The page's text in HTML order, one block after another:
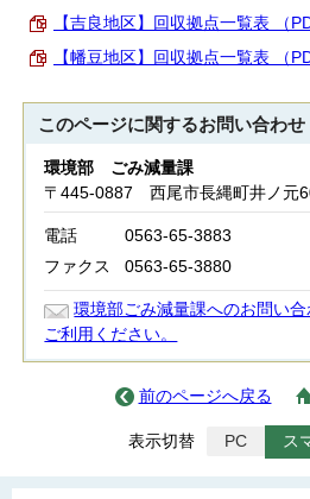
【吉良地区】回収拠点一覧表 （
【幡豆地区】回収拠点一覧表 （
このページに関するお問い合わせ
環境部 ごみ減量課
〒445-0887 西尾市長縄町井ノ元
電話
0563-65-3883
ファクス
0563-65-3880
環境部ごみ減量課へのお問い
ご利用ください。
前のページへ戻る
表示切替 PC ス